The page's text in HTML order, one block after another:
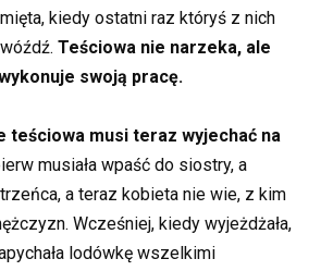
kiedy ostatni raz któryś z nich
Teściowa nie narzeka, ale
swoją pracę.
teściowa musi teraz wyjechać na
musiała wpaść do siostry, a
a teraz kobieta nie wie, z kim
Wcześniej, kiedy wyjeżdżała,
lodówkę wszelkimi